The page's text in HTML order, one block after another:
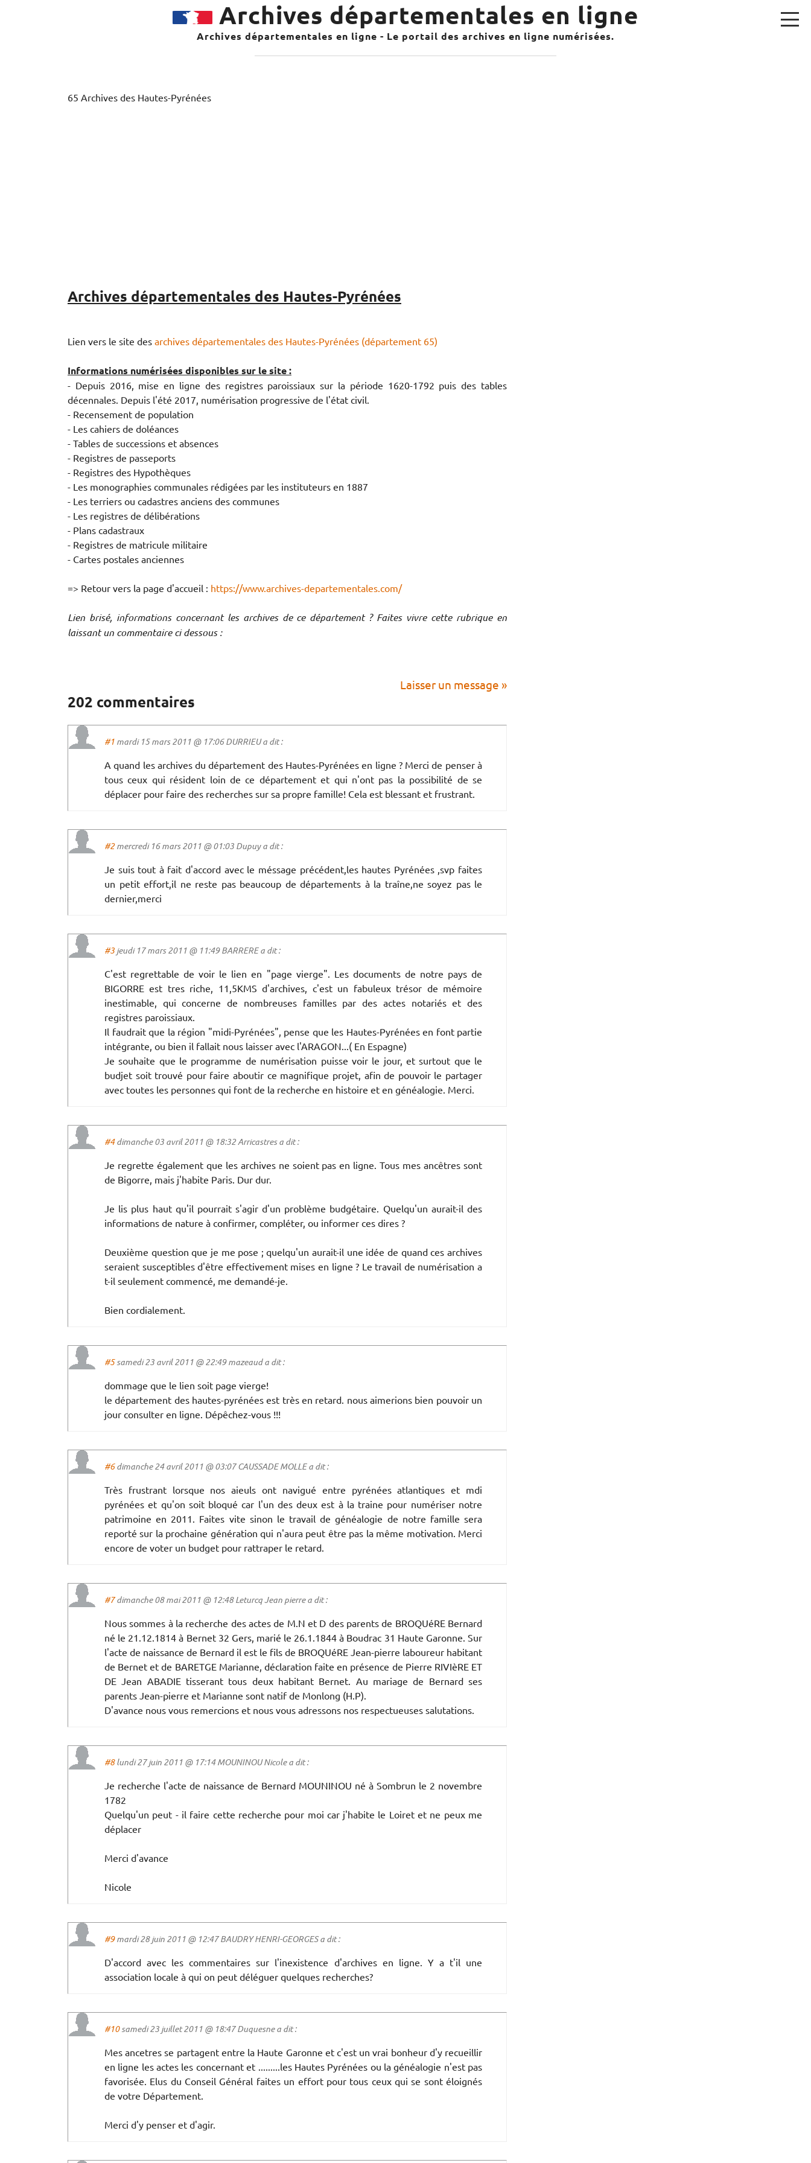
Archives départementales en ligne
Archives départementales en ligne - Le portail des archives en ligne numérisées.
65 Archives des Hautes-Pyrénées
Archives départementales des Hautes-Pyrénées
Lien vers le site des archives départementales des Hautes-Pyrénées (département 65)
Informations numérisées disponibles sur le site :
- Depuis 2016, mise en ligne des registres paroissiaux sur la période 1620-1792 puis des tables
décennales. Depuis l'été 2017, numérisation progressive de l'état civil.
- Recensement de population
- Les cahiers de doléances
- Tables de successions et absences
- Registres de passeports
- Registres des Hypothèques
- Les monographies communales rédigées par les instituteurs en 1887
- Les terriers ou cadastres anciens des communes
- Les registres de délibérations
- Plans cadastraux
- Registres de matricule militaire
- Cartes postales anciennes
=> Retour vers la page d'accueil : https://www.archives-departementales.com/
Lien brisé, informations concernant les archives de ce département ? Faites vivre cette rubrique en
laissant un commentaire ci dessous :
Laisser un message »
202 commentaires
#1 mardi 15 mars 2011 @ 17:06 DURRIEU a dit :
A quand les archives du département des Hautes-Pyrénées en ligne ? Merci de penser à
tous ceux qui résident loin de ce département et qui n'ont pas la possibilité de se
déplacer pour faire des recherches sur sa propre famille! Cela est blessant et frustrant.
#2mercredi 16 mars 2011 @ 01:03 Dupuy a dit :
Je suis tout à fait d'accord avec le méssage précédent,les hautes Pyrénées ,svp faites
un petit effort,il ne reste pas beaucoup de départements à la traîne,ne soyez pas le
dernier,merci
#3 jeudi 17 mars 2011 @ 11:49 BARRERE a dit :
C'est regrettable de voir le lien en "page vierge". Les documents de notre pays de
BIGORRE est tres riche, 11,5KMS d'archives, c'est un fabuleux trésor de mémoire
inestimable, qui concerne de nombreuses familles par des actes notariés et des
registres paroissiaux.
Il faudrait que la région "midi-Pyrénées", pense que les Hautes-Pyrénées en font partie
intégrante, ou bien il fallait nous laisser avec l'ARAGON...( En Espagne)
Je souhaite que le programme de numérisation puisse voir le jour, et surtout que le
budjet soit trouvé pour faire aboutir ce magnifique projet, afin de pouvoir le partager
avec toutes les personnes qui font de la recherche en histoire et en généalogie. Merci.
#4dimanche 03 avril 2011 @ 18:32 Arricastres a dit :
Je regrette également que les archives ne soient pas en ligne. Tous mes ancêtres sont
de Bigorre, mais j'habite Paris. Dur dur.
Je lis plus haut qu'il pourrait s'agir d'un problème budgétaire. Quelqu'un aurait-il des
informations de nature à confirmer, compléter, ou informer ces dires ?
Deuxième question que je me pose ; quelqu'un aurait-il une idée de quand ces archives
seraient susceptibles d'être effectivement mises en ligne ? Le travail de numérisation a
t-il seulement commencé, me demandé-je.
Bien cordialement.
#5samedi 23 avril 2011 @ 22:49 mazeaud a dit :
dommage que le lien soit page vierge!
le département des hautes-pyrénées est très en retard. nous aimerions bien pouvoir un
jour consulter en ligne. Dépêchez-vous !!!
#6dimanche 24 avril 2011 @ 03:07 CAUSSADE MOLLE a dit :
Très frustrant lorsque nos aieuls ont navigué entre pyrénées atlantiques et mdi
pyrénées et qu'on soit bloqué car l'un des deux est à la traine pour numériser notre
patrimoine en 2011. Faites vite sinon le travail de généalogie de notre famille sera
reporté sur la prochaine génération qui n'aura peut être pas la même motivation. Merci
encore de voter un budget pour rattraper le retard.
#7dimanche 08 mai 2011 @ 12:48 Leturcq Jean pierre a dit :
Nous sommes à la recherche des actes de M.N et D des parents de BROQUéRE Bernard
né le 21.12.1814 à Bernet 32 Gers, marié le 26.1.1844 à Boudrac 31 Haute Garonne. Sur
l'acte de naissance de Bernard il est le fils de BROQUéRE Jean-pierre laboureur habitant
de Bernet et de BARETGE Marianne, déclaration faite en présence de Pierre RIVIèRE ET
DE Jean ABADIE tisserant tous deux habitant Bernet. Au mariage de Bernard ses
parents Jean-pierre et Marianne sont natif de Monlong (H.P).
D'avance nous vous remercions et nous vous adressons nos respectueuses salutations.
#8lundi 27 juin 2011 @ 17:14 MOUNINOU Nicole a dit :
Je recherche l'acte de naissance de Bernard MOUNINOU né à Sombrun le 2 novembre
1782
Quelqu'un peut - il faire cette recherche pour moi car j'habite le Loiret et ne peux me
déplacer
Merci d'avance
Nicole
#9mardi 28 juin 2011 @ 12:47 BAUDRY HENRI-GEORGES a dit :
D'accord avec les commentaires sur l'inexistence d'archives en ligne. Y a t'il une
association locale à qui on peut déléguer quelques recherches?
#10samedi 23 juillet 2011 @ 18:47 Duquesne a dit :
Mes ancetres se partagent entre la Haute Garonne et c'est un vrai bonheur d'y recueillir
en ligne les actes les concernant et .........les Hautes Pyrénées ou la généalogie n'est pas
favorisée. Elus du Conseil Général faites un effort pour tous ceux qui se sont éloignés
de votre Département.
Merci d'y penser et d'agir.